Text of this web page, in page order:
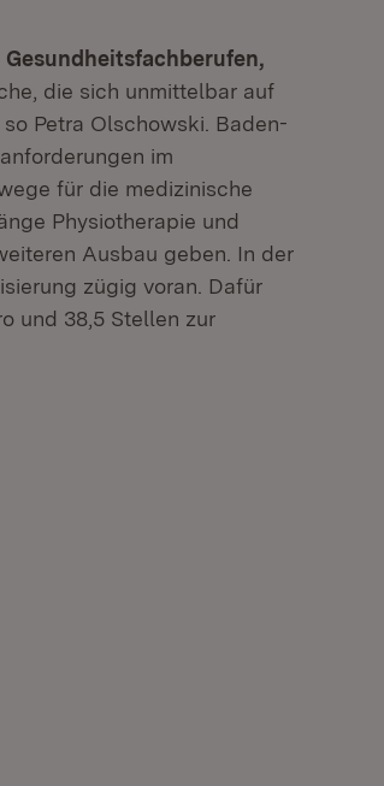
Gesundheitsfachberufen,
die sich unmittelbar auf
Petra Olschowski. Baden-
im
für die medizinische
Physiotherapie und
Ausbau geben. In der
zügig voran. Dafür
und 38,5 Stellen zur